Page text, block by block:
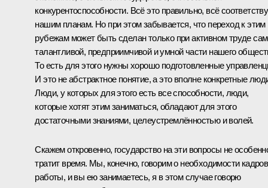
конкурентоспособности. Всё это правильно, всё
нашим планам. Но при этом забывается, что переход к этим
рубежам может быть сделан только при активном труде
талантливой, предприимчивой и умной части нашего
То есть для этого нужны хорошо подготовленные
И это не абстрактное понятие, а это вполне конкретные
Люди, у которых для этого есть все способности, люди,
которые хотят этим заниматься, обладают для этого
достаточными знаниями, целеустремлённостью и волей.
Скажем откровенно, государство на эти вопросы не
тратит время. Мы, конечно, говорим о необходимости
работы, и вы ею занимаетесь, я в этом случае говорю